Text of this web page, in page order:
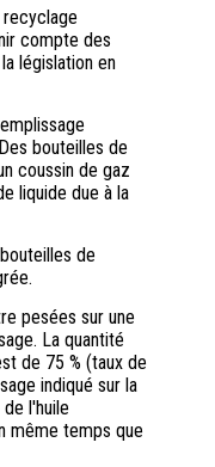
compte des
législation en
bouteilles de
coussin de gaz
liquide due à la
de
pesées sur une
La quantité
de 75 % (taux de
indiqué sur la
l'huile
même temps que